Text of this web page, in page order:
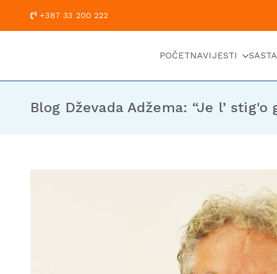
+387 33 200
POČETNAVIJESTI
Blog Dževada Adžema: “Je l’